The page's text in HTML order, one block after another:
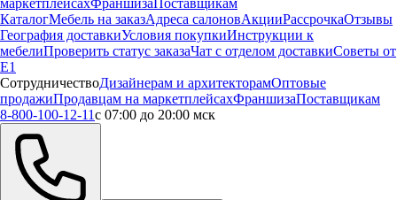
КаталогМебель на заказАдреса салоновАкцииРассрочкаОтзывы
География доставкиУсловия покупкиИнструкции к
мебелиПроверить статус заказаЧат с отделом доставкиСоветы от
Е1
СотрудничествоДизайнерам и архитекторамОптовые
продажиПродавцам на маркетплейсахФраншизаПоставщикам
8-800-100-12-11с 07:00 до 20:00 мск